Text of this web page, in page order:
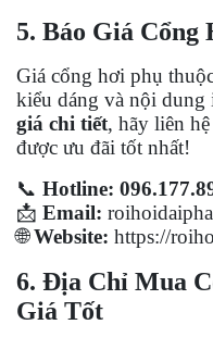
5. Báo Giá Cổng
Giá cổng hơi phụ
kiểu dáng và nội dung
giá chi tiết, hãy liên
được ưu đãi tốt nhất!
📞 Hotline: 096
📩 Email:
🌐 Website: https://
6. Địa Chỉ Mua
Giá Tốt